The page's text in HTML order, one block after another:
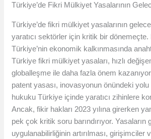
Türkiye’de Fikri Mülkiyet Yasalarının
Türkiye’de fikri mülkiyet yasalarının
yaratıcı sektörler için kritik bir
Türkiye’nin ekonomik kalkınmasında
Türkiye fikri mülkiyet yasaları, hızlı
globalleşme ile daha fazla önem
patent yasası, inovasyonun önündeki
hukuku Türkiye içinde yaratıcı zihinlere
Ancak, fikir hakları 2023 yılına girerken
pek çok kritik soru barındırıyor.
uygulanabilirliğinin artırılması, girişimciler